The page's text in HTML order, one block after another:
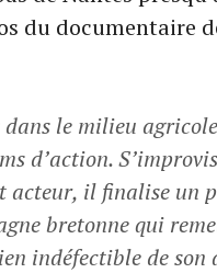
du documentaire
le milieu
d’action.
acteur, il finalise un
bretonne qui
indéfectible de son